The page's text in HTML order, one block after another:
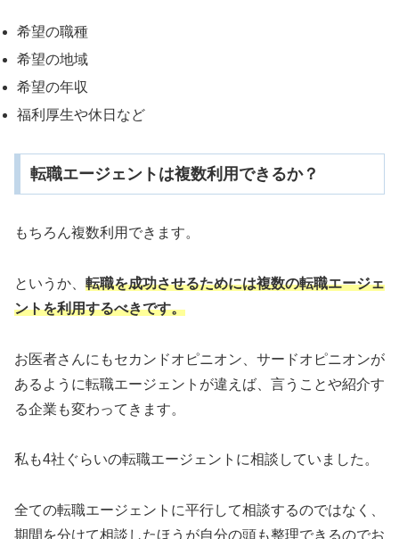
希望の職種
希望の地域
希望の年収
福利厚生や休日など
転職エージェントは複数利用できるか？
もちろん複数利用できます。
というか、 転職を成功させるためには複数の転職エージェ
ントを利用するべきです。
お医者さんにもセカンドオピニオン、サードオピニオンが
あるように転職エージェントが違えば、言うことや紹介す
る企業も変わってきます。
私も4社ぐらいの転職エージェントに相談していました。
全ての転職エージェントに平行して相談するのではなく、
期間を分けて相談したほうが自分の頭も整理できるのでお